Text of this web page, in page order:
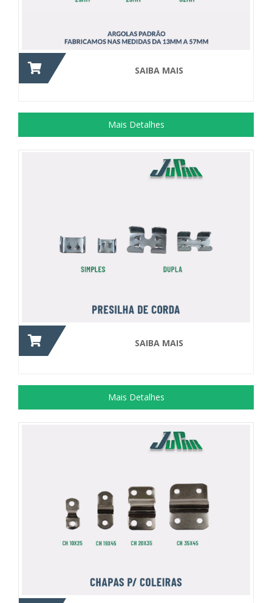
SAIBA MAIS
Mais Detalhes
+ DETALHES
SAIBA MAIS
Mais Detalhes
+ DETALHES